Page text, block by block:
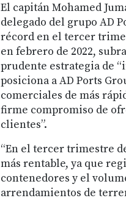
El capitán Mohamed
delegado del grupo AD
récord en el tercer
en febrero de 2022,
prudente estrategia de
posiciona a AD Ports
comerciales de más
firme compromiso de
clientes”.
“En el tercer trimestre
más rentable, ya que
contenedores y el
arrendamientos de